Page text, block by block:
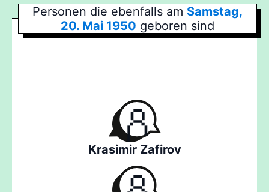
Personen die ebenfalls am Samstag,
20. Mai 1950 geboren sind
Krasimir Zafirov